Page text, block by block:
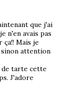
que j'ai
n'en avais pas
ça!! Mais je
attention
de tarte cette
J'adore